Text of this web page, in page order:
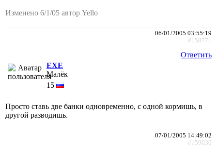
Изменено 6/1/05 автор Yello
06/01/2005 03:55:19
#158771
Ответить
EXE
Малёк
15
Просто ставь две банки одновременно, с одной кормишь, в
другой разводишь.
07/01/2005 14:49:02
#159030